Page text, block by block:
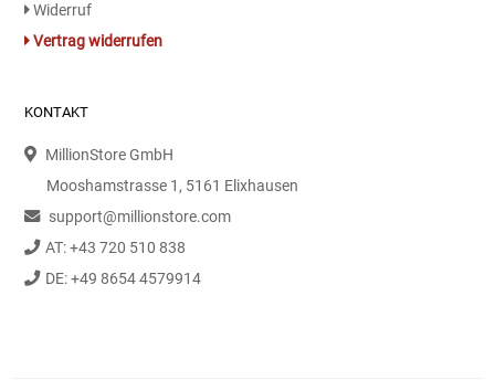
Karaffen / Krüge
Kau-/ Fruchtgummi/ Kindersüßware
Kerzen / Anzündhilfen
Widerruf
Vertrag widerrufen
KONTAKT
MillionStore GmbH
Mooshamstrasse 1, 5161 Elixhausen
support@millionstore.com
AT: +43 720 510 838
DE: +49 8654 4579914